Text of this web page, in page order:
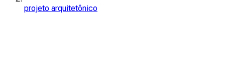
projeto arquitetônico